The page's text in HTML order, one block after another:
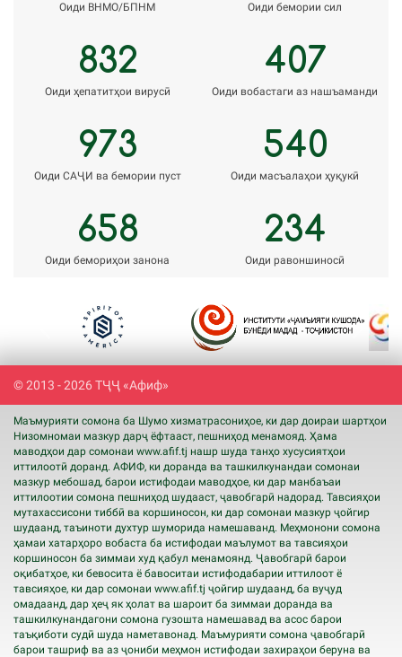
Оиди ВНМО/БПНМ Оиди бемории сил
832
Оиди ҳепатитҳои вирусӣ
407
Оиди вобастаги аз нашъаманди
973
Оиди САҶИ ва бемории пуст
540
Оиди масъалаҳои ҳуқукӣ
658
Оиди бемориҳои занона
234
Оиди равоншиносӣ
Next
© 2013 - 2026 ТҶҶ «Афиф»
Маъмурияти сомона ба Шумо хизматрасониҳое, ки дар доираи шартҳои
Низомномаи мазкур дарҷ ёфтааст, пешниҳод менамояд. Ҳама
маводҳои дар сомонаи www.afif.tj нашр шуда танҳо хусусиятҳои
иттилоотӣ доранд. АФИФ, ки доранда ва ташкилкунандаи сомонаи
мазкур мебошад, барои истифодаи маводҳое, ки дар манбаъаи
иттилоотии сомона пешниҳод шудааст, ҷавобгарӣ надорад. Тавсияҳои
мутахассисони тиббӣ ва коршиносон, ки дар сомонаи мазкур ҷойгир
шудаанд, таъиноти духтур шуморида намешаванд. Меҳмонони сомона
ҳамаи хатарҳоро вобаста ба истифодаи маълумот ва тавсияҳои
коршиносон ба зиммаи худ қабул менамоянд. Ҷавобгарӣ барои
оқибатҳое, ки бевосита ё бавоситаи истифодабарии иттилоот ё
тавсияҳое, ки дар сомонаи www.afif.tj ҷойгир шудаанд, ба вуҷуд
омадаанд, дар ҳеҷ як ҳолат ва шароит ба зиммаи доранда ва
ташкилкунандагони сомона гузошта намешавад ва асос барои
таъқиботи судӣ шуда наметавонад. Маъмурияти сомона ҷавобгарӣ
барои ташриф ва аз ҷониби меҳмон истифодаи захираҳои беруна ва